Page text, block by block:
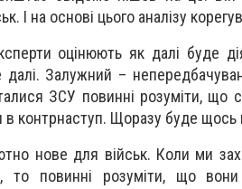
І на основі цього аналізу
оцінюють як далі буде
Залужний –
ЗСУ повинні розуміти,
контрнаступ. Щоразу буде щось
нове для військ. Коли ми
повинні розуміти, що вони